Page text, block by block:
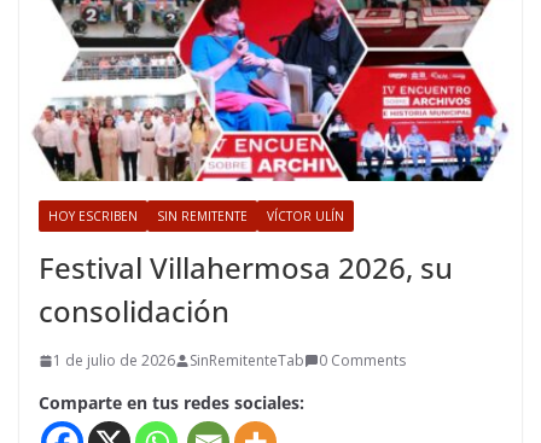
HOY ESCRIBEN SIN REMITENTE VÍCTOR ULÍN
Festival Villahermosa 2026, su
consolidación
1 de julio de 2026 SinRemitenteTab 0 Comments
Comparte en tus redes sociales: